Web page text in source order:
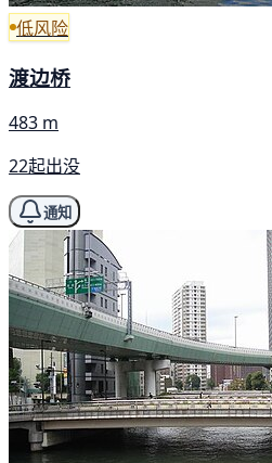
低风险
渡边桥
483 m
22起出没
通知